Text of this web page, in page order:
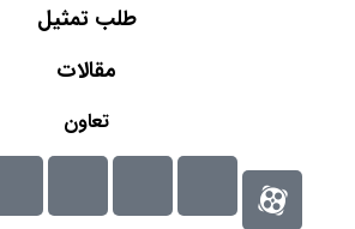
طلب تمثيل
مقالات
تعاون